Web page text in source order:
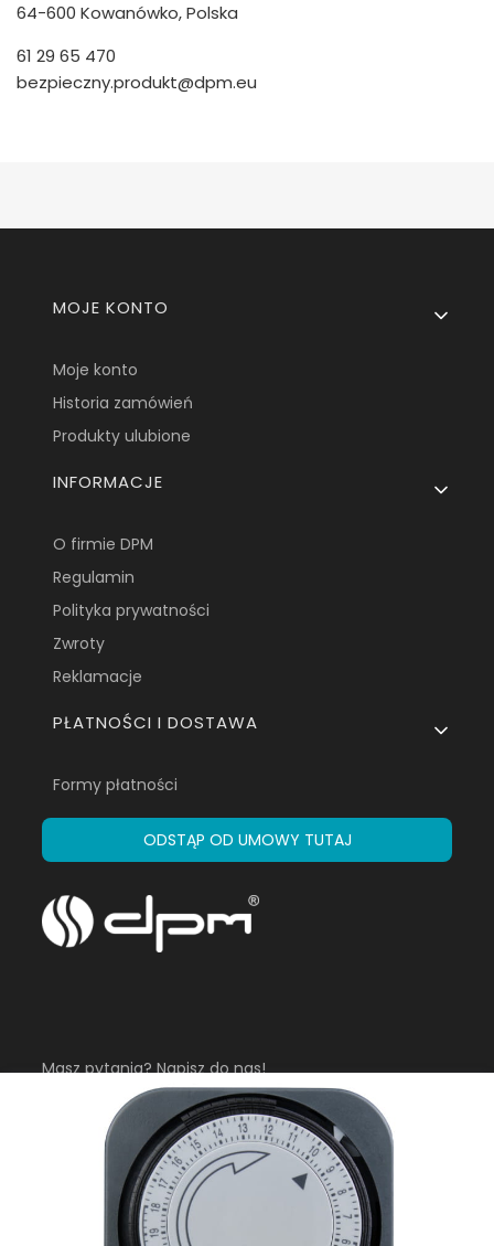
64-600 Kowanówko, Polska
61 29 65 470
bezpieczny.produkt@dpm.eu
Linki w stopce
MOJE KONTO
Moje konto
Historia zamówień
Produkty ulubione
INFORMACJE
O firmie DPM
Regulamin
Polityka prywatności
Zwroty
Reklamacje
PŁATNOŚCI I DOSTAWA
Formy płatności
ODSTĄP OD UMOWY TUTAJ
Masz pytania? Napisz do nas!
sklep@dpm.eu
Pon-Pt 8:00 - 16:00
+48 882 602 630
+48 781 013 003